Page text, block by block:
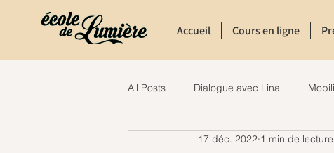
Accueil Cours en ligne
All Posts Dialogue avec Lina
17 déc. 2022 1 min de lecture